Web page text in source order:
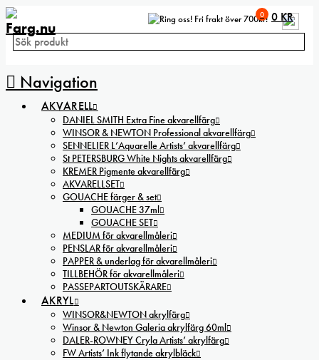
Fri frakt över 700kr!
Navigation
0 0 KR
AKVARELL
DANIEL SMITH Extra Fine akvarellfärg
WINSOR & NEWTON Professional akvarellfärg
SENNELIER L’Aquarelle Artists’ akvarellfärg
St PETERSBURG White Nights akvarellfärg
KREMER Pigmente akvarellfärg
AKVARELLSET
GOUACHE färger & set
GOUACHE 37ml
GOUACHE SET
MEDIUM för akvarellmåleri
PENSLAR för akvarellmåleri
PAPPER & underlag för akvarellmåleri
TILLBEHÖR för akvarellmåleri
PASSEPARTOUTSKÄRARE
AKRYL
WINSOR&NEWTON akrylfärg
Winsor & Newton Galeria akrylfärg 60ml
DALER-ROWNEY Cryla Artists’ akrylfärg
FW Artists’ Ink flytande akrylbläck